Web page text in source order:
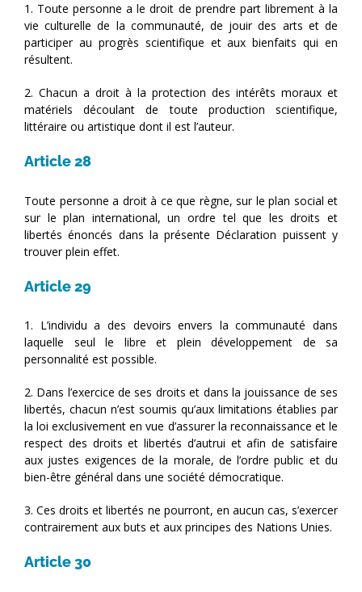
1. Toute personne a le droit de prendre part librement à la
vie culturelle de la communauté, de jouir des arts et de
participer au progrès scientifique et aux bienfaits qui en
résultent.
2. Chacun a droit à la protection des intérêts moraux et
matériels découlant de toute production scientifique,
littéraire ou artistique dont il est l’auteur.
Article 28
Toute personne a droit à ce que règne, sur le plan social et
sur le plan international, un ordre tel que les droits et
libertés énoncés dans la présente Déclaration puissent y
trouver plein effet.
Article 29
1. L’individu a des devoirs envers la communauté dans
laquelle seul le libre et plein développement de sa
personnalité est possible.
2. Dans l’exercice de ses droits et dans la jouissance de ses
libertés, chacun n’est soumis qu’aux limitations établies par
la loi exclusivement en vue d’assurer la reconnaissance et le
respect des droits et libertés d’autrui et afin de satisfaire
aux justes exigences de la morale, de l’ordre public et du
bien-être général dans une société démocratique.
3. Ces droits et libertés ne pourront, en aucun cas, s’exercer
contrairement aux buts et aux principes des Nations Unies.
Article 30